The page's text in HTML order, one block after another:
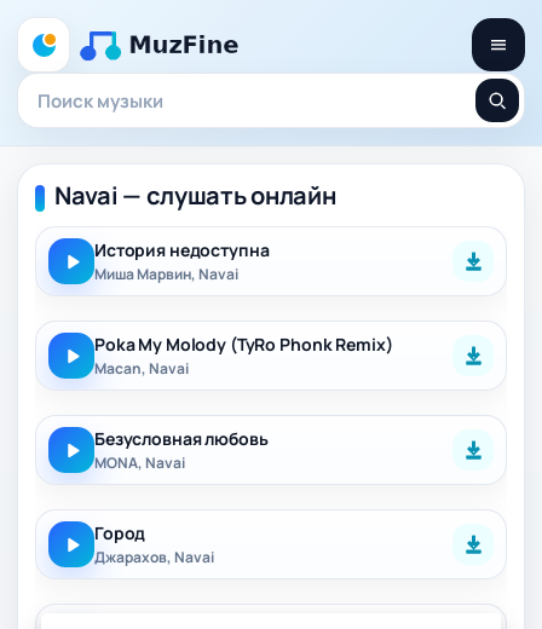
Navai — слушать онлайн
История недоступна
Миша Марвин, Navai
Poka My Molody (TyRo Phonk Remix)
Macan, Navai
Безусловная любовь
MONA, Navai
Город
Джарахов, Navai